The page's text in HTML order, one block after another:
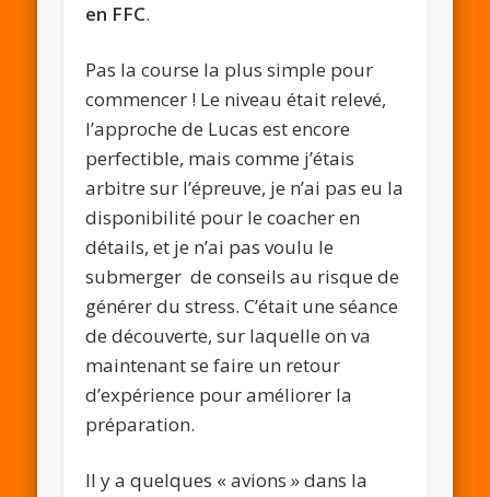
en FFC.
Pas la course la plus simple pour
commencer ! Le niveau était relevé,
l’approche de Lucas est encore
perfectible, mais comme j’étais
arbitre sur l’épreuve, je n’ai pas eu la
disponibilité pour le coacher en
détails, et je n’ai pas voulu le
submerger de conseils au risque de
générer du stress. C’était une séance
de découverte, sur laquelle on va
maintenant se faire un retour
d’expérience pour améliorer la
préparation.
Il y a quelques « avions » dans la